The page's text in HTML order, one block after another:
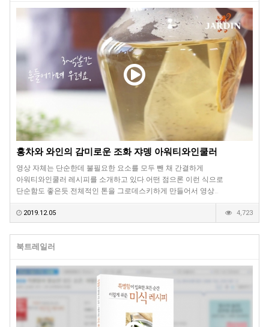
홍차와 와인의 감미로운 조화 쟈뎅 아워티와인쿨러
영상 자체는 단순한데 불필요한 요소를 모두 뺀 채 간결하게
아워티와인쿨러 레시피를 소개하고 있다.어떤 점으론 이런 식으로
단순함도 좋은듯.전체적인 톤을 그로데스키하게 만들어서 영상…
2019.12.05 4,723
북트레일러